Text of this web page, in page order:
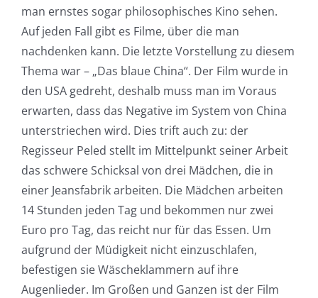
man ernstes sogar philosophisches Kino sehen.
Auf jeden Fall gibt es Filme, über die man
nachdenken kann. Die letzte Vorstellung zu diesem
Thema war – „Das blaue China“. Der Film wurde in
den USA gedreht, deshalb muss man im Voraus
erwarten, dass das Negative im System von China
unterstriechen wird. Dies trift auch zu: der
Regisseur Peled stellt im Mittelpunkt seiner Arbeit
das schwere Schicksal von drei Mädchen, die in
einer Jeansfabrik arbeiten. Die Mädchen arbeiten
14 Stunden jeden Tag und bekommen nur zwei
Euro pro Tag, das reicht nur für das Essen. Um
aufgrund der Müdigkeit nicht einzuschlafen,
befestigen sie Wäscheklammern auf ihre
Augenlieder. Im Großen und Ganzen ist der Film